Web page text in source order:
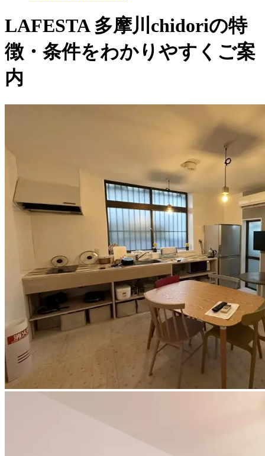
LAFESTA 多摩川chidoriの特
徴・条件をわかりやすくご案
内